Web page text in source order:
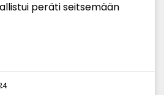
peräti seitsemään